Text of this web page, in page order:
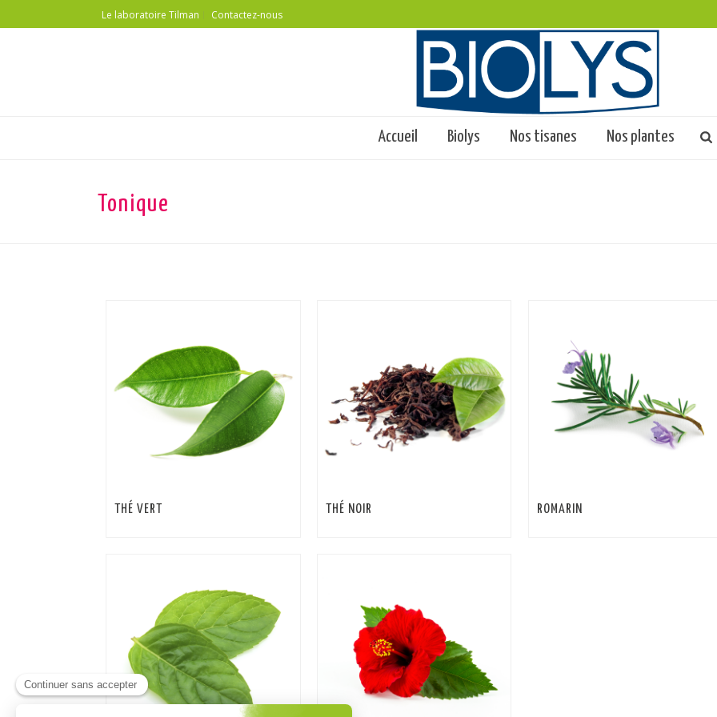
Le laboratoire Tilman Contactez-nous
Accueil Biolys Nos tisanes Nos plantes
Tonique
THÉ VERT THÉ NOIR ROMARIN